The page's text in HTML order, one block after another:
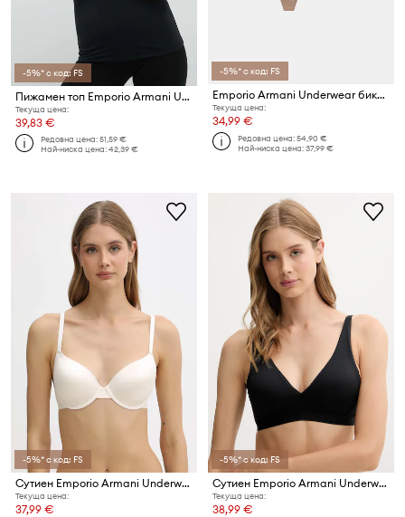
-5%* с код: FS
Пижамен топ Emporio Armani Underwear
Текуща цена:
39,83 €
Редовна цена:51,59 €
Най-ниска цена:42,39 €
-5%* с код: FS
Emporio Armani Underwear бикини дамски 2 броя
Текуща цена:
34,99 €
Редовна цена:54,90 €
Най-ниска цена:37,99 €
-5%* с код: FS
Сутиен Emporio Armani Underwear
Текуща цена:
37,99 €
-5%* с код: FS
Сутиен Emporio Armani Underwear
Текуща цена:
38,99 €